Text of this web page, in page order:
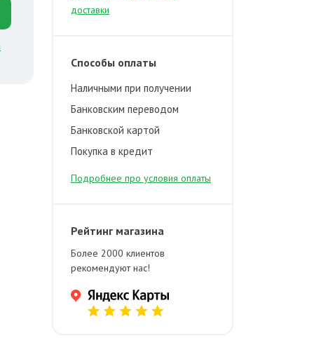
доставки
Способы оплаты
Наличными при получении
Банковским переводом
Банковской картой
Покупка в кредит
Подробнее про условия оплаты
Рейтинг магазина
Более 2000 клиентов
рекомендуют нас!